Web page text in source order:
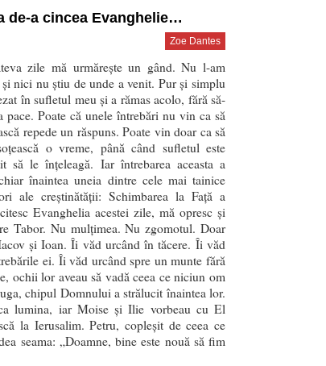
de-a cincea Evanghelie…
Zoe Dantes
zile mă urmărește un gând. Nu l-am
și nici nu știu de unde a venit. Pur și simplu
în sufletul meu și a rămas acolo, fără să-
pace. Poate că unele întrebări nu vin ca să
repede un răspuns. Poate vin doar ca să
o vreme, până când sufletul este
să le înțeleagă. Iar întrebarea aceasta a
înaintea uneia dintre cele mai tainice
ale creștinătății: Schimbarea la Față a
Evanghelia acestei zile, mă opresc și
Tabor. Nu mulțimea. Nu zgomotul. Doar
și Ioan. Îi văd urcând în tăcere. Îi văd
ei. Îi văd urcând spre un munte fără
ochii lor aveau să vadă ceea ce niciun om
chipul Domnului a strălucit înaintea lor.
lumina, iar Moise și Ilie vorbeau cu El
la Ierusalim. Petru, copleșit de ceea ce
seama: „Doamne, bine este nouă să fim